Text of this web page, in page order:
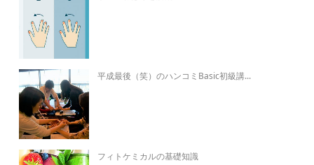
平成最後（笑）のハンコミBasic初級講...
フィトケミカルの基礎知識